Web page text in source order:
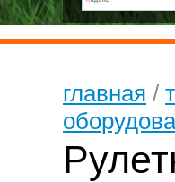
главная /